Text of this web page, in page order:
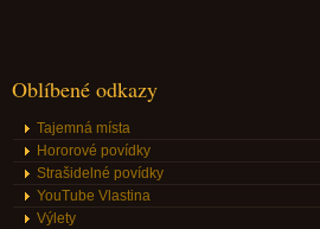
Oblíbené odkazy
Tajemná místa
Hororové povídky
Strašidelné povídky
YouTube Vlastina
Výlety